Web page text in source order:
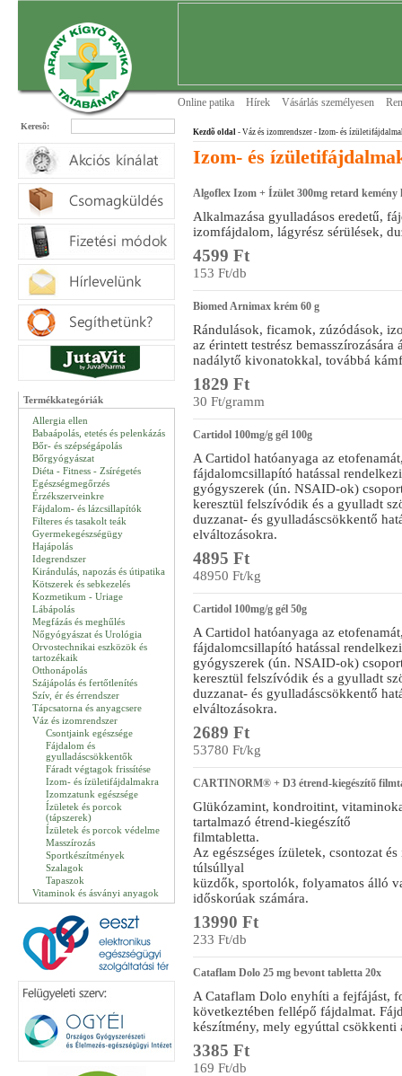
Online patika Hírek Vásárlás személyesen
Keresõ:
Termékkategóriák
Allergia ellen
Babaápolás, etetés és pelenkázás
Bőr- és szépségápolás
Bőrgyógyászat
Diéta - Fitness - Zsírégetés
Egészségmegőrzés
Érzékszerveinkre
Fájdalom- és lázcsillapítók
Filteres és tasakolt teák
Gyermekegészségügy
Hajápolás
Idegrendszer
Kirándulás, napozás és útipatika
Kötszerek és sebkezelés
Kozmetikum - Uriage
Lábápolás
Megfázás és meghűlés
Nőgyógyászat és Urológia
Orvostechnikai eszközök és
tartozékaik
Otthonápolás
Szájápolás és fertőtlenítés
Szív, ér és érrendszer
Tápcsatorna és anyagcsere
Váz és izomrendszer
Csontjaink egészsége
Fájdalom és
gyulladáscsökkentők
Fáradt végtagok frissítése
Izom- és ízületifájdalmakra
Izomzatunk egészsége
Ízületek és porcok
(tápszerek)
Ízületek és porcok védelme
Masszírozás
Sportkészítmények
Szalagok
Tapaszok
Vitaminok és ásványi anyagok
Kezdõ oldal - Váz és izomrendszer - Izom- és
Izom- és
Algoflex Izom + Ízület 300mg retard kemény
Alkalmazása gyulladásos eredetű,
izomfájdalom, lágyrész sérülések,
4599 Ft
153 Ft/db
Biomed Arnimax krém 60 g
Rándulások, ficamok, zúzódások,
az érintett testrész
nadálytő kivonatokkal, továbbá
1829 Ft
30 Ft/gramm
Cartidol 100mg/g gél 100g
A Cartidol hatóanyaga az
fájdalomcsillapító hatással
gyógyszerek (ún. NSAID-ok)
keresztül felszívódik és a gyulladt
duzzanat- és gyulladáscsökkentő
elváltozásokra.
4895 Ft
48950 Ft/kg
Cartidol 100mg/g gél 50g
A Cartidol hatóanyaga az
fájdalomcsillapító hatással
gyógyszerek (ún. NSAID-ok)
keresztül felszívódik és a gyulladt
duzzanat- és gyulladáscsökkentő
elváltozásokra.
2689 Ft
53780 Ft/kg
CARTINORM® + D3 étrend-kiegészítő
Glükózamint, kondroitint,
tartalmazó étrend-kiegészítő
filmtabletta.
Az egészséges ízületek, csontozat
túlsúllyal
küzdők, sportolók, folyamatos álló
időskorúak számára.
13990 Ft
233 Ft/db
Cataflam Dolo 25 mg bevont tabletta 20x
A Cataflam Dolo enyhíti a fejfájást,
következtében fellépő fájdalmat.
készítmény, mely egyúttal csökkenti
3385 Ft
169 Ft/db